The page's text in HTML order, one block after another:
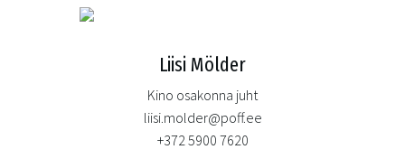
Liisi Mölder
Kino osakonna juht
liisi.molder@poff.ee
+372 5900 7620